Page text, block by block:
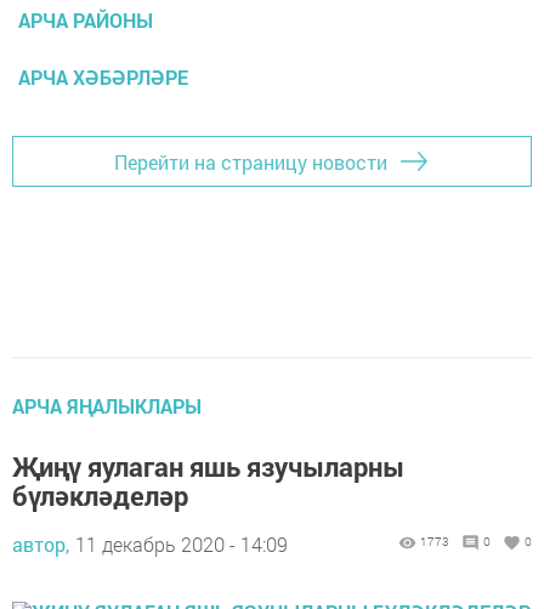
АРЧА РАЙОНЫ
АРЧА ХӘБӘРЛӘРЕ
Перейти на страницу новости
АРЧА ЯҢАЛЫКЛАРЫ
Җиңү яулаган яшь язучыларны
бүләкләделәр
автор, 11 декабрь 2020 - 14:09 1773 0 0